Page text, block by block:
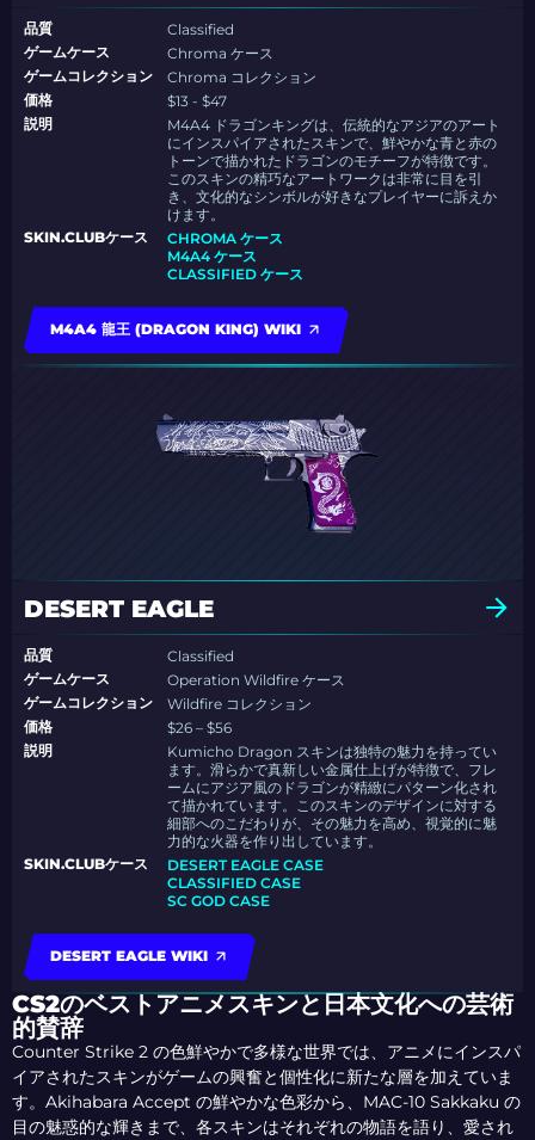
品質
Classified
ゲームケース
Chroma ケース
ゲームコレクション
Chroma コレクション
価格
$13 - $47
説明
M4A4 ドラゴンキングは、伝統的なアジアのアート
にインスパイアされたスキンで、鮮やかな青と赤の
トーンで描かれたドラゴンのモチーフが特徴です。
このスキンの精巧なアートワークは非常に目を引
き、文化的なシンボルが好きなプレイヤーに訴えか
けます。
SKIN.CLUBケース
CHROMA ケース
M4A4 ケース
CLASSIFIED ケース
M4A4 龍王 (DRAGON KING) WIKI
DESERT EAGLE
品質
Classified
ゲームケース
Operation Wildfire ケース
ゲームコレクション
Wildfire コレクション
価格
$26 – $56
説明
Kumicho Dragon スキンは独特の魅力を持ってい
ます。滑らかで真新しい金属仕上げが特徴で、フレ
ームにアジア風のドラゴンが精緻にパターン化され
て描かれています。このスキンのデザインに対する
細部へのこだわりが、その魅力を高め、視覚的に魅
力的な火器を作り出しています。
SKIN.CLUBケース
DESERT EAGLE CASE
CLASSIFIED CASE
SC GOD CASE
DESERT EAGLE WIKI
CS2のベストアニメスキンと日本文化への芸術
的賛辞
Counter Strike 2 の色鮮やかで多様な世界では、アニメにインスパ
イアされたスキンがゲームの興奮と個性化に新たな層を加えていま
す。Akihabara Accept の鮮やかな色彩から、MAC-10 Sakkaku の
目の魅惑的な輝きまで、各スキンはそれぞれの物語を語り、愛され